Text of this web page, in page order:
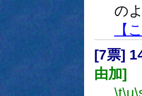
の
【
[7票]
由加]
\t\u